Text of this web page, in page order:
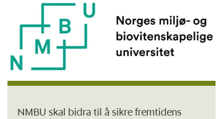
NMBU skal bidra til å sikre fremtidens